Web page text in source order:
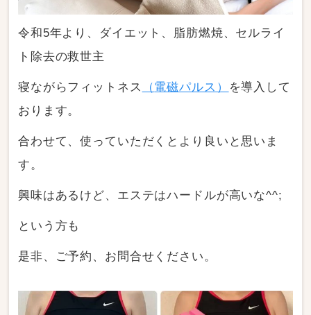
令和5年より、ダイエット、脂肪燃焼、セルライ
ト除去の救世主
寝ながらフィットネス （電磁パルス）
を導入して
おります。
合わせて、使っていただくとより良いと思いま
す。
興味はあるけど、エステはハードルが高いな^^;
という方も
是非、ご予約、お問合せください。